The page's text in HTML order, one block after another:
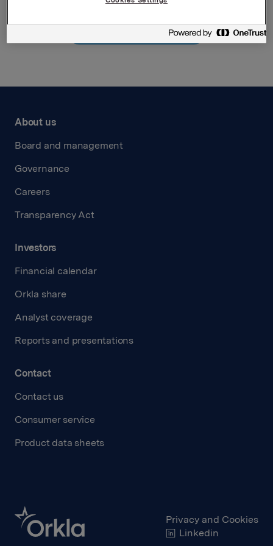
Back to press releases
About us
Board and management
Governance
Careers
Transparency Act
Investors
Financial calendar
Orkla share
Analyst coverage
Reports and presentations
Contact
Contact us
Consumer service
Product data sheets
Privacy and Cookies
Linkedin